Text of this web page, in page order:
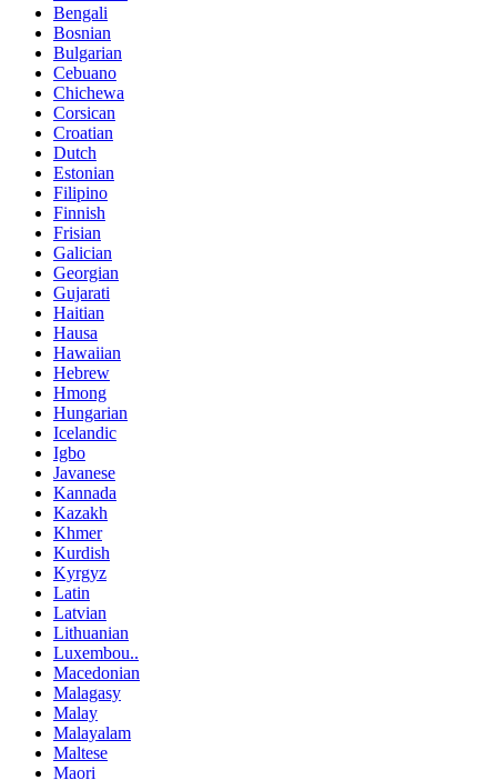
Bengali
Bosnian
Bulgarian
Cebuano
Chichewa
Corsican
Croatian
Dutch
Estonian
Filipino
Finnish
Frisian
Galician
Georgian
Gujarati
Haitian
Hausa
Hawaiian
Hebrew
Hmong
Hungarian
Icelandic
Igbo
Javanese
Kannada
Kazakh
Khmer
Kurdish
Kyrgyz
Latin
Latvian
Lithuanian
Luxembou..
Macedonian
Malagasy
Malay
Malayalam
Maltese
Maori